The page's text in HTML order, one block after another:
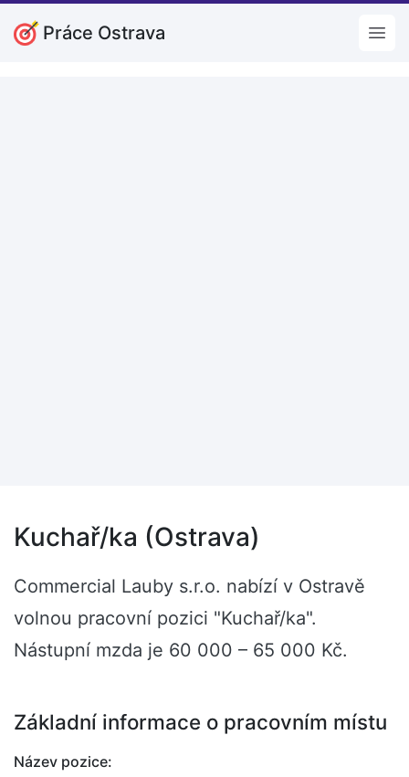
Práce Ostrava
Kuchař/ka (Ostrava)
Commercial Lauby s.r.o. nabízí v Ostravě
volnou pracovní pozici "Kuchař/ka".
Nástupní mzda je 60 000 – 65 000 Kč.
Základní informace o pracovním místu
Název pozice: